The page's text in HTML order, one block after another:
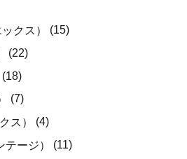
クス）
(15)
(22)
(18)
(7)
ス）
(4)
ージ）
(11)